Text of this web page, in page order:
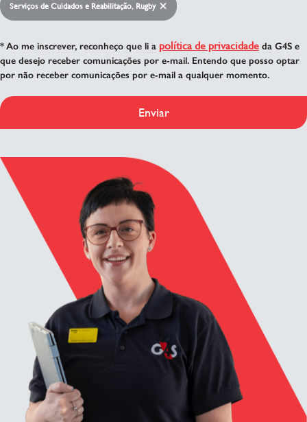
Serviços de Cuidados e Reabilitação, Rugby
* Ao me inscrever, reconheço que li a política de privacidade da G4S e
que desejo receber comunicações por e-mail. Entendo que posso optar
por não receber comunicações por e-mail a qualquer momento.
Enviar